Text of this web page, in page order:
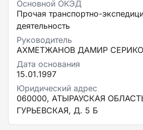
Основной ОКЭД
Прочая транспортно-
деятельность
Руководитель
АХМЕТЖАНОВ ДАМИР
Дата основания
15.01.1997
Юридический адрес
060000, АТЫРАУСКАЯ
ГУРЬЕВСКАЯ, Д. 5 Б